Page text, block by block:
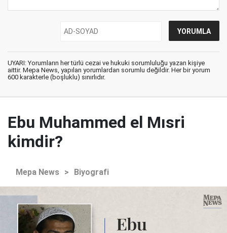
UYARI: Yorumların her türlü cezai ve hukuki sorumluluğu yazan kişiye
aittir. Mepa News, yapılan yorumlardan sorumlu değildir. Her bir yorum
600 karakterle (boşluklu) sınırlıdır.
Ebu Muhammed el Mısri
kimdir?
Mepa News > Biyografi